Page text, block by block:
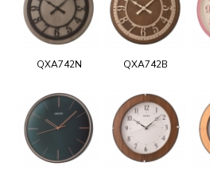
QXA742N QXA742B